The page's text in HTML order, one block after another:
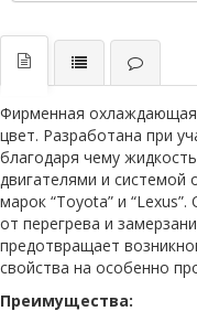
Фирменная
цвет. Разработана при
благодаря чему
двигателями и системой
марок “Toyota” и
от перегрева и
предотвращает
свойства на особенно
Преимущества: